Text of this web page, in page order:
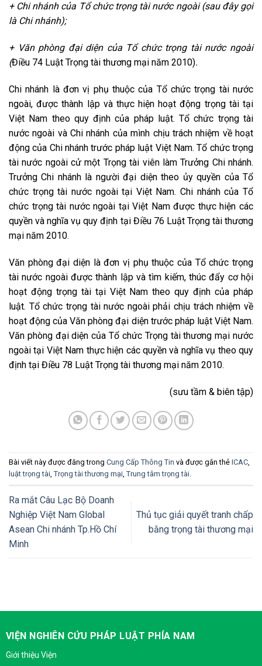
+ Chi nhánh của Tổ chức trọng tài nước ngoài (sau đây gọi
là Chi nhánh);
+ Văn phòng đại diện của Tổ chức trọng tài nước ngoài
(Điều 74 Luật Trọng tài thương mại năm 2010).
Chi nhánh là đơn vị phụ thuộc của Tổ chức trọng tài nước
ngoài, được thành lập và thực hiện hoạt động trọng tài tại
Việt Nam theo quy định của pháp luật. Tổ chức trọng tài
nước ngoài và Chi nhánh của mình chịu trách nhiệm về hoạt
động của Chi nhánh trước pháp luật Việt Nam. Tổ chức trọng
tài nước ngoài cử một Trọng tài viên làm Trưởng Chi nhánh.
Trưởng Chi nhánh là người đại diện theo ủy quyền của Tổ
chức trọng tài nước ngoài tại Việt Nam. Chi nhánh của Tổ
chức trọng tài nước ngoài tại Việt Nam được thực hiện các
quyền và nghĩa vụ quy định tại Điều 76 Luật Trọng tài thương
mại năm 2010.
Văn phòng đại diện là đơn vị phụ thuộc của Tổ chức trọng
tài nước ngoài được thành lập và tìm kiếm, thúc đẩy cơ hội
hoạt động trọng tài tại Việt Nam theo quy định của pháp
luật. Tổ chức trọng tài nước ngoài phải chịu trách nhiệm về
hoạt động của Văn phòng đại diện trước pháp luật Việt Nam.
Văn phòng đại diện của Tổ chức Trọng tài thương mại nước
ngoài tại Việt Nam thực hiện các quyền và nghĩa vụ theo quy
định tại Điều 78 Luật Trọng tài thương mại năm 2010.
(sưu tầm & biên tập)
Bài viết này được đăng trong Cung Cấp Thông Tin và được gắn thẻ ICAC
luật trọng tài Trọng tài thương mại Trung tâm trọng tài
Ra mắt Câu Lạc Bộ Doanh
Nghiệp Việt Nam Global
Asean Chi nhánh Tp.Hồ Chí
Minh
Thủ tục giải quyết tranh chấp
bằng trọng tài thương mại
VIỆN NGHIÊN CỨU PHÁP LUẬT PHÍA NAM
Giới thiệu Viện